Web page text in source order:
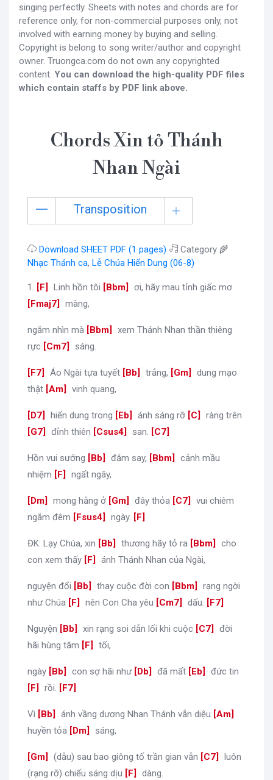
singing perfectly. Sheets with notes and chords are for
reference only, for non-commercial purposes only, not
involved with earning money by buying and selling.
Copyright is belong to song writer/author and copyright
owner. Truongca.com do not own any copyrighted
content. You can download the high-quality PDF files
which contain staffs by PDF link above.
Chords Xin tỏ Thánh
Nhan Ngài
Transposition
Download SHEET PDF (1 pages)
Category 🌾
Nhạc Thánh ca, Lễ Chúa Hiển Dung (06-8)
1. [F Linh hồn tôi [Bbm ơi, hãy mau tỉnh giấc mơ
Fmaj7
màng,
ngắm nhìn mà [Bbm
xem Thánh Nhan thần thiêng
rực [Cm7 sáng.
[F7 Áo Ngài tựa tuyết [Bb trắng, [Gm
dung mạo
thật [Am vinh quang,
[D7 hiển dung trong [Eb ánh sáng rỡ [C ràng trên
G7
đỉnh thiên [Csus4 san. [C7
Hồn vui sướng [Bb đắm say, [Bbm
cảnh mầu
nhiệm [F ngất ngây,
[Dm mong hằng ở [Gm đây thỏa [C7
vui chiêm
ngắm đêm [Fsus4 ngày. [F
ĐK: Lạy Chúa, xin [Bb thương hãy tỏ ra [Bbm
cho
con xem thấy [F ánh Thánh Nhan của Ngài,
nguyện đổi [Bb thay cuộc đời con [Bbm
rạng ngời
như Chúa [F nên Con Cha yêu [Cm7 dấu. [F7
Nguyện [Bb xin rạng soi dẫn lối khi cuộc [C7
đời
hãi hùng tăm [F tối,
ngày [Bb con sợ hãi như [Db đã mất [Eb đức tin
F
rồi. [F7
Vì [Bb ánh vầng dương Nhan Thánh vẫn diệu [Am
huyền tỏa [Dm sáng,
[Gm (dẫu) sau bao giông tố trần gian vẫn [C7
luôn
(rạng rỡ) chiếu sáng dịu [F dàng.